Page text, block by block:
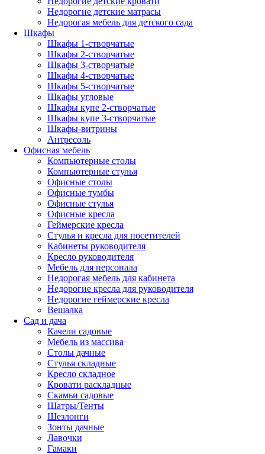
Недорогие детские матрасы
Недорогая мебель для детского сада
Шкафы
Шкафы 1-створчатые
Шкафы 2-створчатые
Шкафы 3-створчатые
Шкафы 4-створчатые
Шкафы 5-створчатые
Шкафы угловые
Шкафы купе 2-створчатые
Шкафы купе 3-створчатые
Шкафы-витрины
Антресоль
Офисная мебель
Компьютерные столы
Компьютерные стулья
Офисные столы
Офисные тумбы
Офисные стулья
Офисные кресла
Геймерские кресла
Стулья и кресла для посетителей
Кабинеты руководителя
Кресло руководителя
Мебель для персонала
Недорогая мебель для кабинета
Недорогие кресла для руководителя
Недорогие геймерские кресла
Вешалка
Сад и дача
Качели садовые
Мебель из массива
Столы дачные
Стулья складные
Кресло складное
Кровати раскладные
Скамьи садовые
Шатры/Тенты
Шезлонги
Зонты дачные
Лавочки
Гамаки